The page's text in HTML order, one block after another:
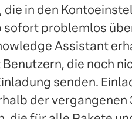
in den
sofort problemlos
Assistant
die noch
senden.
der vergangenen